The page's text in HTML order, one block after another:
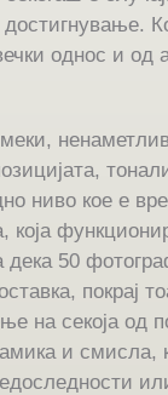
однос и од
ниво кое е
дека 50
покрај
на секоја од
и смисла,